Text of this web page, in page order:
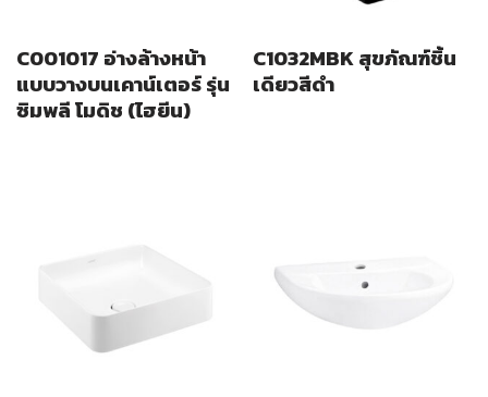
C001017 อ่างล้างหน้า
แบบวางบนเคาน์เตอร์ รุ่น
ซิมพลี โมดิช (ไฮยีน)
C1032MBK สุขภัณฑ์ชิ้น
เดียวสีดำ